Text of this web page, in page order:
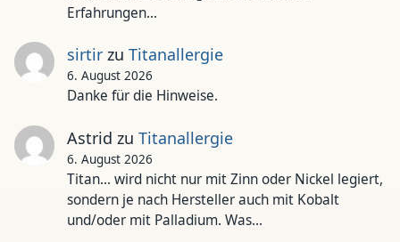
Erfahrungen…
sirtirzu Titanallergie
6. August 2026
Danke für die Hinweise.
Astrid zu Titanallergie
6. August 2026
Titan... wird nicht nur mit Zinn oder Nickel legiert,
sondern je nach Hersteller auch mit Kobalt
und/oder mit Palladium. Was…